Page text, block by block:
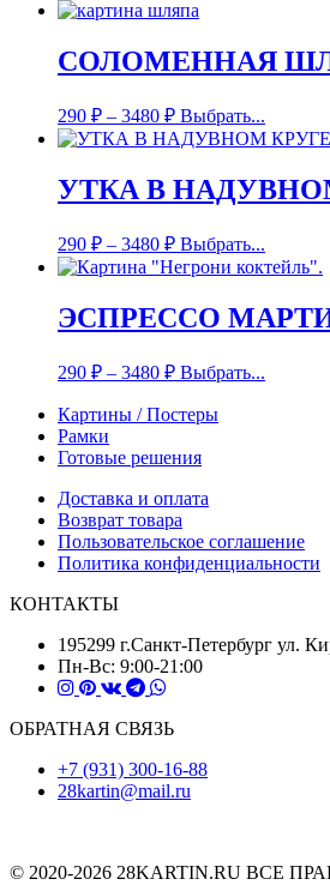
СОЛОМЕННАЯ
290 ₽ – 3480 ₽ Выбрать...
УТКА В
290 ₽ – 3480 ₽ Выбрать...
ЭСПРЕССО
290 ₽ – 3480 ₽ Выбрать...
Картины / Постеры
Рамки
Готовые решения
Доставка и оплата
Возврат товара
Пользовательское соглашение
Политика конфиденциальности
КОНТАКТЫ
195299
Пн-Вс: 9:00-21:00
ОБРАТНАЯ СВЯЗЬ
+7 (931) 300-16-88
28kartin@mail.ru
© 2020-2026 28KARTIN.RU ВСЕ